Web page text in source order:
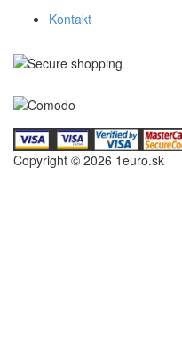
Kontakt
Copyright © 2026 1euro.sk